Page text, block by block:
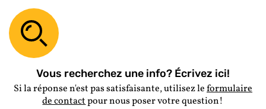
Vous recherchez une info? Écrivez ici!
Si la réponse n'est pas satisfaisante, utilisez leformulaire
de contactpour nous poser votre question!